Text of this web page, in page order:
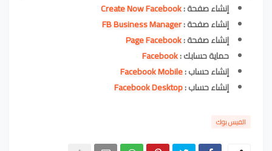
إنشاء صفحة :Create Now Facebook
إنشاء صفحة :FB Business Manager
إنشاء صفحة :Page Facebook
حماية حسابك :Facebook
إنشاء حساب :Facebook Mobile
إنشاء حساب :Facebook Desktop
الفيس بوك